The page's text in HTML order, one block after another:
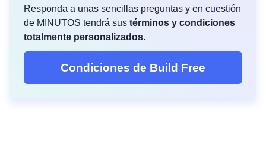
Responda a unas sencillas preguntas y en cuestión
de MINUTOS tendrá sus términos y condiciones
totalmente personalizados.
Condiciones de Build Free